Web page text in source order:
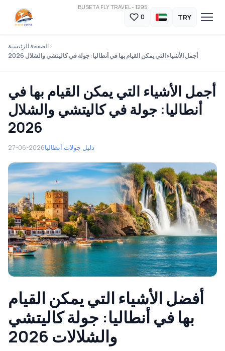
BUSETA FLY TRAVEL - 1295
0 TRY
الصفحة الرئيسية
أجمل الأشياء التي يمكن القيام بها في أنطاليا: جولة في كاليتشي والشلال 2026
أجمل الأشياء التي يمكن القيام بها في
أنطاليا: جولة في كاليتشي والشلال
2026
27-06-2026دليل جولات أنطاليا
أفضل الأشياء التي يمكن القيام
بها في أنطاليا: جولة كاليتشي
والشلالات 2026